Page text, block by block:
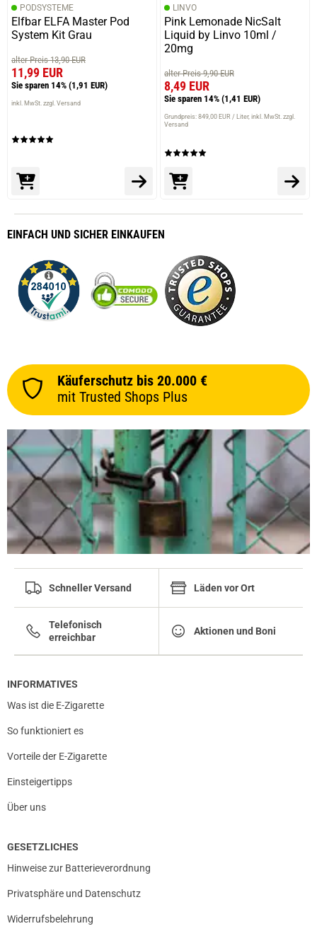
PODSYSTEME
Elfbar ELFA Master Pod
System Kit Grau
alter Preis 13,90 EUR
11,99 EUR
Sie sparen 14% (1,91 EUR)
inkl. MwSt. zzgl. Versand
LINVO
Pink Lemonade NicSalt
Liquid by Linvo 10ml /
20mg
alter Preis 9,90 EUR
8,49 EUR
Sie sparen 14% (1,41 EUR)
Grundpreis: 849,00 EUR / Liter inkl. MwSt. zzgl.
Versand
EINFACH UND SICHER EINKAUFEN
Käuferschutz bis 20.000 €
mit Trusted Shops Plus
Schneller Versand Läden vor Ort
Telefonisch
erreichbar
Aktionen und Boni
INFORMATIVES
Was ist die E-Zigarette
So funktioniert es
Vorteile der E-Zigarette
Einsteigertipps
Über uns
GESETZLICHES
Hinweise zur Batterieverordnung
Privatsphäre und Datenschutz
Widerrufsbelehrung